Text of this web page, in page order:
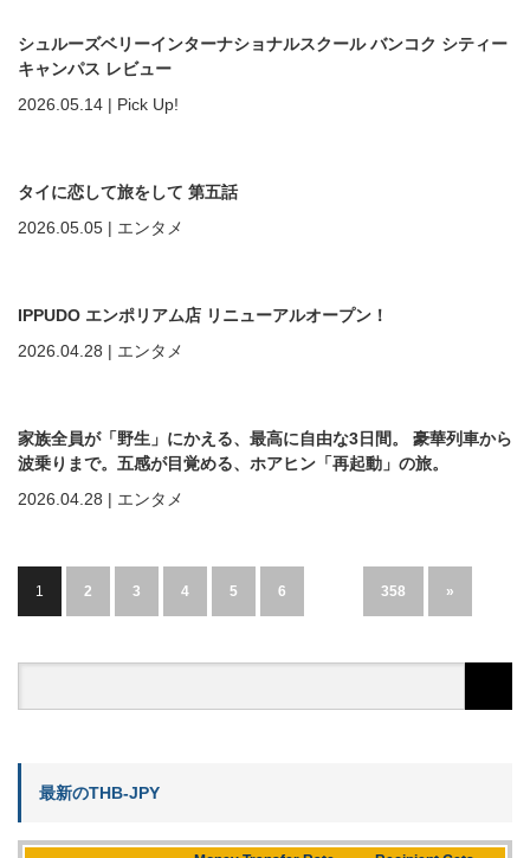
シュルーズベリーインターナショナルスクール バンコク シティー
キャンパス レビュー
2026.05.14 | Pick Up!
タイに恋して旅をして 第五話
2026.05.05 | エンタメ
IPPUDO エンポリアム店 リニューアルオープン！
2026.04.28 | エンタメ
家族全員が「野生」にかえる、最高に自由な3日間。 豪華列車から
波乗りまで。五感が目覚める、ホアヒン「再起動」の旅。
2026.04.28 | エンタメ
1 2 3 4 5 6 358 »
最新のTHB-JPY